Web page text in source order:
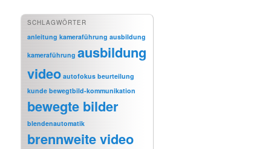
SCHLAGWÖRTER
anleitung kameraführung ausbildung
kameraführung ausbildung
video autofokus beurteilung
kunde bewegtbild-kommunikation
bewegte bilder
blendenautomatik
brennweite video